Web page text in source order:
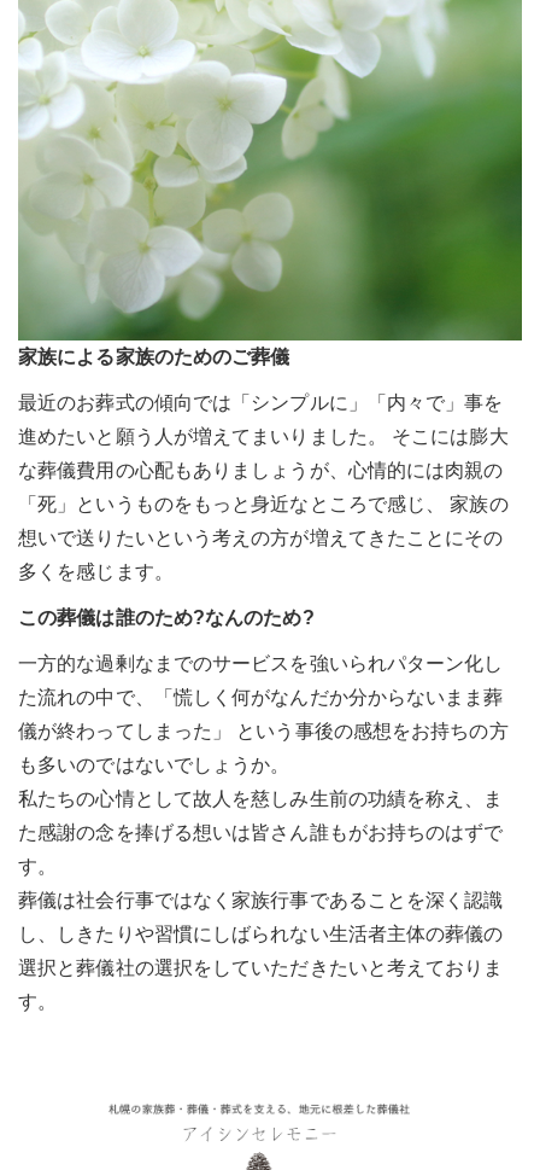
家族による家族のためのご葬儀
最近のお葬式の傾向では「シンプルに」「内々で」事を
進めたいと願う人が増えてまいりました。 そこには膨大
な葬儀費用の心配もありましょうが、心情的には肉親の
「死」というものをもっと身近なところで感じ、 家族の
想いで送りたいという考えの方が増えてきたことにその
多くを感じます。
この葬儀は誰のため?なんのため?
一方的な過剰なまでのサービスを強いられパターン化し
た流れの中で、「慌しく何がなんだか分からないまま葬
儀が終わってしまった」 という事後の感想をお持ちの方
も多いのではないでしょうか。
私たちの心情として故人を慈しみ生前の功績を称え、ま
た感謝の念を捧げる想いは皆さん誰もがお持ちのはずで
す。
葬儀は社会行事ではなく家族行事であることを深く認識
し、しきたりや習慣にしばられない生活者主体の葬儀の
選択と葬儀社の選択をしていただきたいと考えておりま
す。